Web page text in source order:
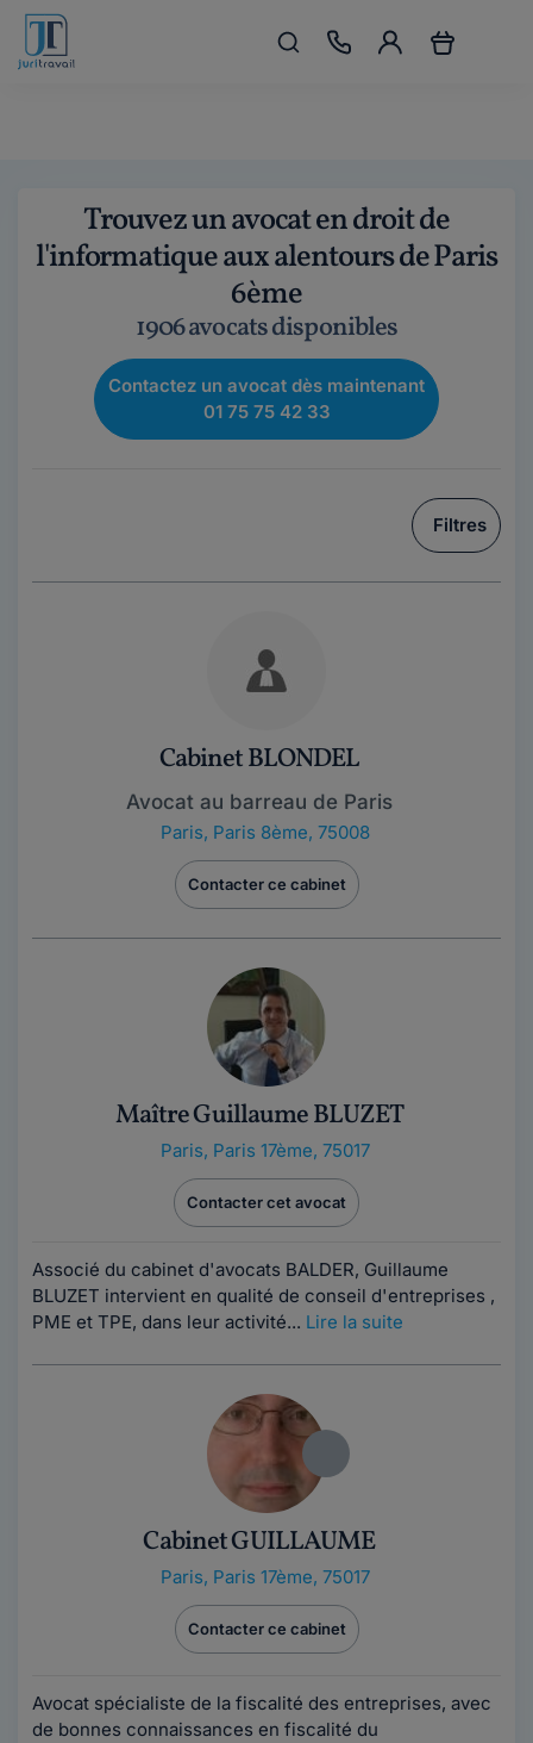
Trouvez un avocat en droit de
l'informatique aux alentours de Paris
6ème
1906 avocats disponibles
Contactez un avocat dès maintenant
01 75 75 42 33
Filtres
Cabinet BLONDEL
Avocat au barreau de Paris
Paris, Paris 8ème, 75008
Contacter ce cabinet
Maître Guillaume BLUZET
Paris, Paris 17ème, 75017
Contacter cet avocat
Associé du cabinet d'avocats BALDER, Guillaume
BLUZET intervient en qualité de conseil d'entreprises ,
PME et TPE, dans leur activité... Lire la suite
Cabinet GUILLAUME
Paris, Paris 17ème, 75017
Contacter ce cabinet
Avocat spécialiste de la fiscalité des entreprises, avec
de bonnes connaissances en fiscalité du